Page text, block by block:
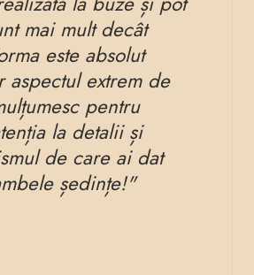
mai mult decât
este absolut
aspectul extrem de
pentru
la detalii și
de care ai dat
ședințe!"